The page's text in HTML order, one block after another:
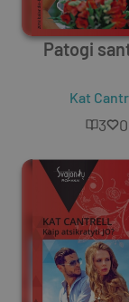
Patogi
Kat
3 0